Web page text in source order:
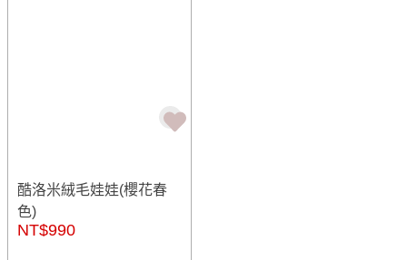
酷洛米絨毛娃娃(櫻花春
色)
NT$990